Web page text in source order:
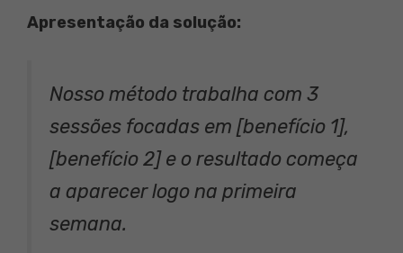
Apresentação da solução:
Nosso método trabalha com 3
sessões focadas em [benefício 1],
[benefício 2] e o resultado começa
a aparecer logo na primeira
semana.